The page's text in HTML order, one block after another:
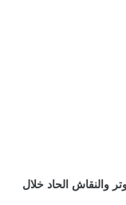
والنقاش الحاد خلال